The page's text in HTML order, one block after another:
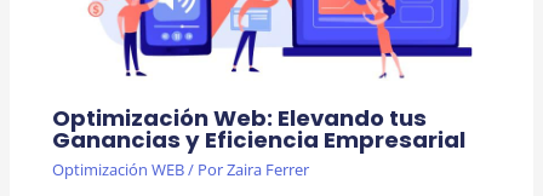
Optimización Web: Elevando tus
Ganancias y Eficiencia Empresarial
Optimización WEB/ PorZaira Ferrer